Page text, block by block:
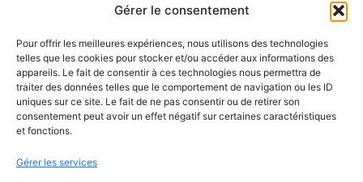
Gérer le consentement
Pour offrir les meilleures expériences, nous utilisons des technologies
telles que les cookies pour stocker et/ou accéder aux informations des
appareils. Le fait de consentir à ces technologies nous permettra de
traiter des données telles que le comportement de navigation ou les ID
uniques sur ce site. Le fait de ne pas consentir ou de retirer son
consentement peut avoir un effet négatif sur certaines caractéristiques
et fonctions.
Gérer les services
lignivore n'est pas obligatoire pour la vente d'un bien
.Cependant, il est préférable d'être particulièrement
vigilant car des chantiers de champignons lignivores
existent dans de nombreuses communes partout en
France, en particulier dans le Finistère ou à Paris.
dans un logement contenant du bois, des règles sont